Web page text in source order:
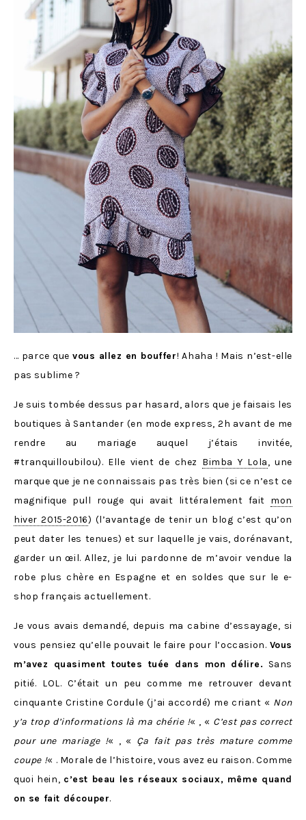
… parce quevous allez en bouffer! Ahaha ! Mais n’est-elle
pas sublime ?
Je suis tombée dessus par hasard, alors que je faisais les
boutiques à Santander (en mode express, 2h avant de me
rendre au mariage auquel j’étais invitée,
#tranquilloubilou). Elle vient de chez Bimba Y Lola, une
marque que je ne connaissais pas très bien (si ce n’est ce
magnifique pull rouge qui avait littéralement fait mon
hiver 2015-2016) (l’avantage de tenir un blog c’est qu’on
peut dater les tenues) et sur laquelle je vais, dorénavant,
garder un œil. Allez, je lui pardonne de m’avoir vendue la
robe plus chère en Espagne et en soldes que sur le e-
shop français actuellement.
Je vous avais demandé, depuis ma cabine d’essayage, si
vous pensiez qu’elle pouvait le faire pour l’occasion. Vous
m’avez quasiment toutes tuée dans mon délire. Sans
pitié. LOL. C’était un peu comme me retrouver devant
cinquante Cristine Cordule (j’ai accordé) me criant « Non
y’a trop d’informations là ma chérie !« , « C’est pas correct
pour une mariage !« , « Ça fait pas très mature comme
coupe !« . Morale de l’histoire, vous avez eu raison. Comme
quoi hein, c’est beau les réseaux sociaux, même quand
on se fait découper.